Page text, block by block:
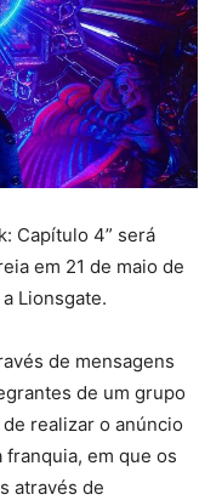
Capítulo 4” será
em 21 de maio de
Lionsgate.
de mensagens
de um grupo
realizar o anúncio
em que os
através de